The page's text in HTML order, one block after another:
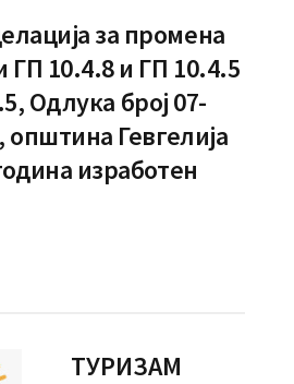
за промена
10.4.8 и ГП 10.4.5
Одлука број 07-
Гевгелија
изработен
ТУРИЗАМ